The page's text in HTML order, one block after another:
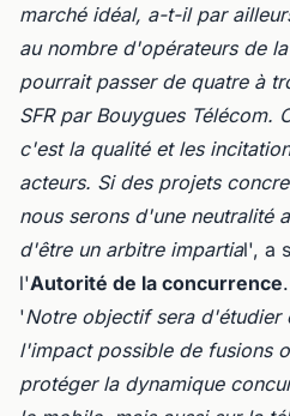
marché idéal, a-t-il par
au nombre d'opérateurs de
pourrait passer de quatre à
SFR par Bouygues Télécom.
c'est la qualité et les
acteurs. Si des projets
nous serons d'une neutralité
d'être un arbitre impartial', a
l'Autorité de la concurrence.
'Notre objectif sera d'étudier
l'impact possible de fusions
protéger la dynamique